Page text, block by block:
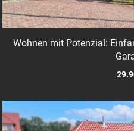
Wohnen mit Potenzial: